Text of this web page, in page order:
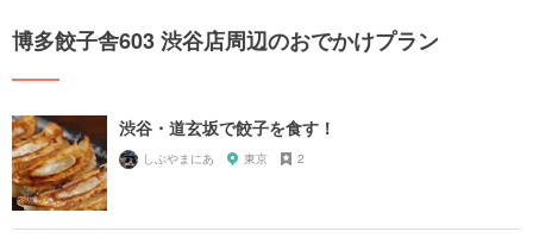
博多餃子舎603 渋谷店周辺のおでかけプラン
渋谷・道玄坂で餃子を食す！
しぶやまにあ 東京 2